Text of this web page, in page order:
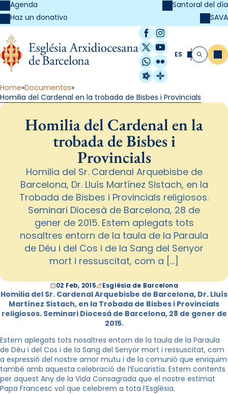
Agenda
Haz un donativo
Santoral del día
SAVA
Facebook
Instagram
X / Twitter
YouTube
WhatsApp
Flickr
Radio Estel
Catalunya
ES Buscar
Home Documentos
Homilia del Cardenal en la trobada de Bisbes i Provincials
Homilia del Cardenal en la
trobada de Bisbes i
Provincials
Homilia del Sr. Cardenal Arquebisbe de
Barcelona, Dr. Lluís Martínez Sistach, en la
Trobada de Bisbes i Provincials religiosos.
Seminari Diocesà de Barcelona, 28 de
gener de 2015. Estem aplegats tots
nosaltres entorn de la taula de la Paraula
de Déu i del Cos i de la Sang del Senyor
mort i ressuscitat, com a […]
02 Feb, 2015 Església de Barcelona
Homilia del Sr. Cardenal Arquebisbe de Barcelona, Dr. Lluís
Martínez Sistach, en la Trobada de Bisbes i Provincials
religiosos. Seminari Diocesà de Barcelona, 28 de gener de
2015.
Estem aplegats tots nosaltres entorn de la taula de la Paraula
de Déu i del Cos i de la Sang del Senyor mort i ressuscitat, com
a expressió del nostre amor mutu i de la comunió que enriquim
també amb aquesta celebració de l’Eucaristia. Estem contents
per aquest Any de la Vida Consagrada que el nostre estimat
Papa Francesc vol que celebrem a tota l’Església.